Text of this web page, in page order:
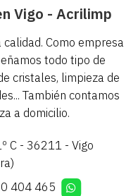
Vigo - Acrilimp
Como empresa
todo tipo de
cristales, limpieza de
También contamos
a domicilio.
C - 36211 - Vigo
404 465